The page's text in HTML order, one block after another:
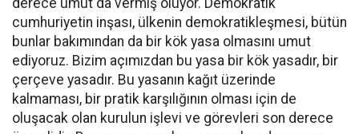
derece umut da vermiş oluyor. Demokratik
cumhuriyetin inşası, ülkenin demokratikleşmesi, bütün
bunlar bakımından da bir kök yasa olmasını umut
ediyoruz. Bizim açımızdan bu yasa bir kök yasadır, bir
çerçeve yasadır. Bu yasanın kağıt üzerinde
kalmaması, bir pratik karşılığının olması için de
oluşacak olan kurulun işlevi ve görevleri son derece